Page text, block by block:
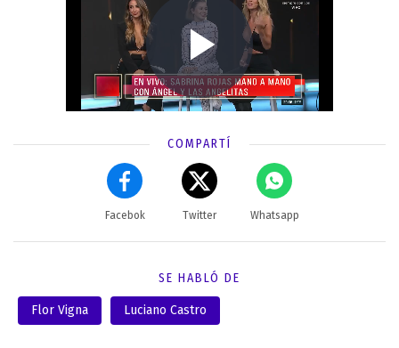
COMPARTÍ
Facebok Twitter Whatsapp
SE HABLÓ DE
Flor Vigna Luciano Castro